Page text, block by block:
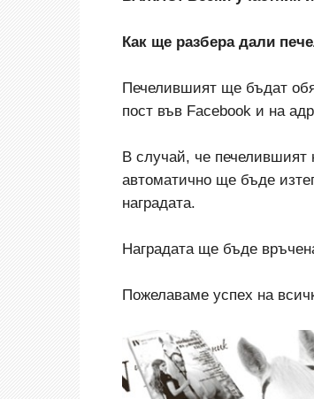
Как ще разбера дали
Печелившият ще бъдат
пост във Facebook и на
В случай, че печелившият
автоматично ще бъде
наградата.
Наградата ще бъде
Пожелаваме успех на